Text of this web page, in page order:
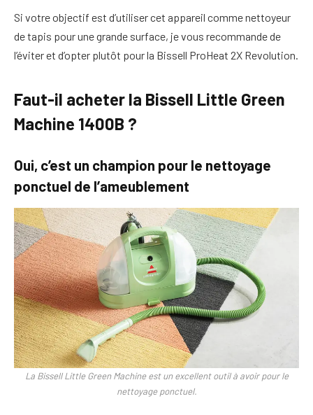
Si votre objectif est d’utiliser cet appareil comme nettoyeur
de tapis pour une grande surface, je vous recommande de
l’éviter et d’opter plutôt pour la Bissell ProHeat 2X Revolution.
Faut-il acheter la Bissell Little Green
Machine 1400B ?
Oui, c’est un champion pour le nettoyage
ponctuel de l’ameublement
La Bissell Little Green Machine est un excellent outil à avoir pour le
nettoyage ponctuel.